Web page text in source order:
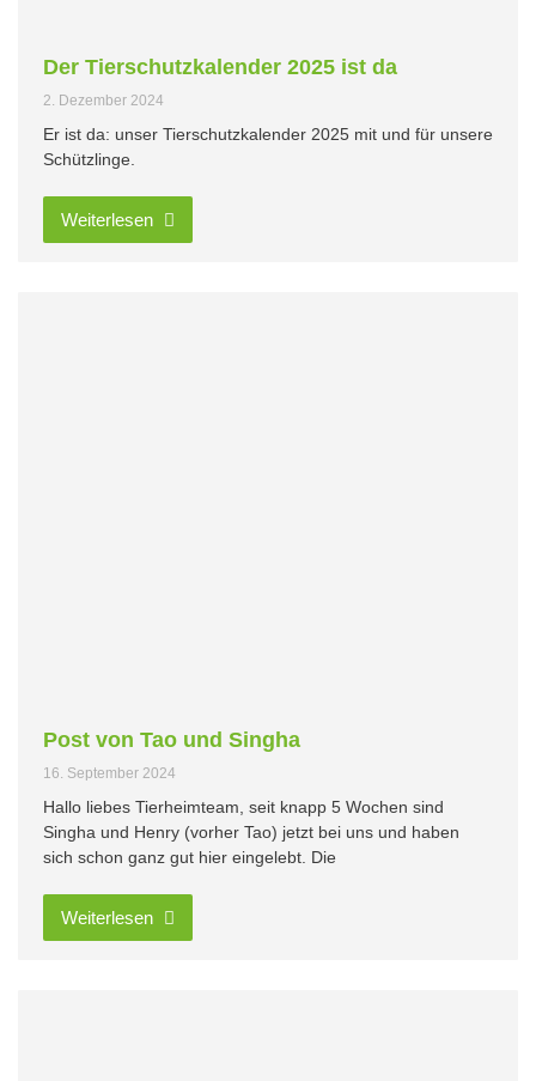
Der Tierschutzkalender 2025 ist da
2. Dezember 2024
Er ist da: unser Tierschutzkalender 2025 mit und für unsere
Schützlinge.
Weiterlesen
Post von Tao und Singha
16. September 2024
Hallo liebes Tierheimteam, seit knapp 5 Wochen sind
Singha und Henry (vorher Tao) jetzt bei uns und haben
sich schon ganz gut hier eingelebt. Die
Weiterlesen